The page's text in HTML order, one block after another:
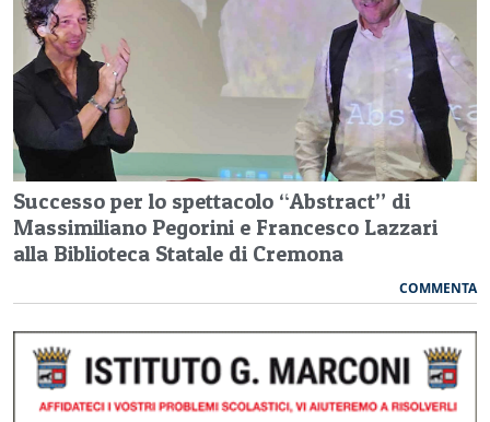
Successo per lo spettacolo “Abstract” di
Massimiliano Pegorini e Francesco Lazzari
alla Biblioteca Statale di Cremona
COMMENTA